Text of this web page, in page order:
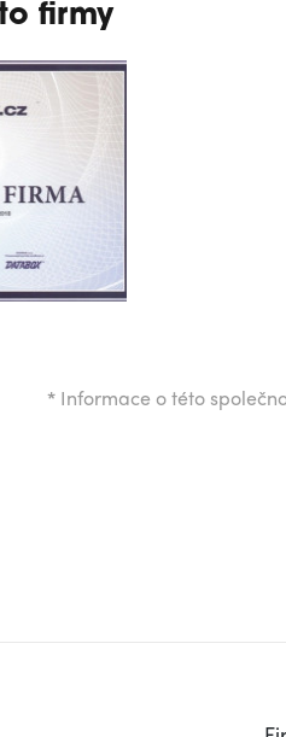
firmy
* Informace o této